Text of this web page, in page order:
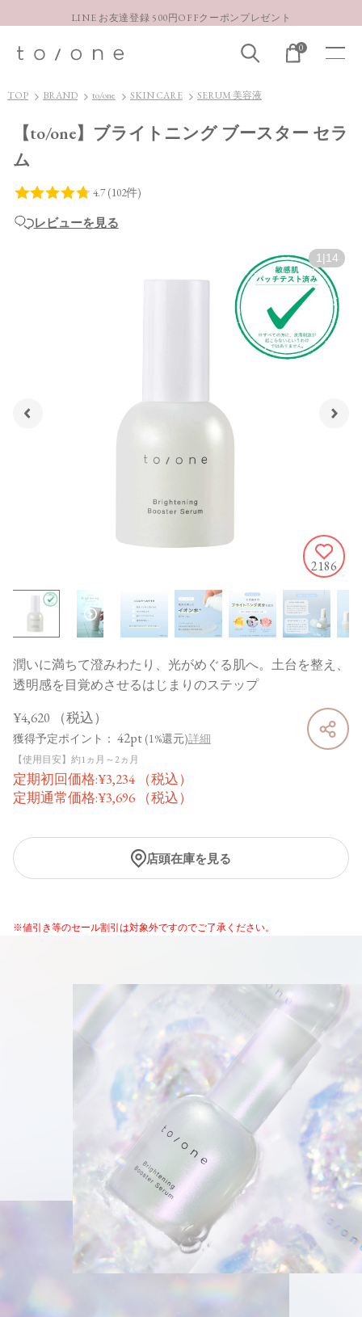
LINE お友達登録 500円OFFクーポンプレゼント
お得な定期購入コースはこちら
LINE お友達登録 500円OFFクーポンプレゼント
0
TOP BRAND to/one SKIN CARE SERUM 美容液
【to/one】ブライトニング ブースター セラ
ム
レビューを見る
1 14
2186
潤いに満ちて澄みわたり、光がめぐる肌へ。土台を整え、
透明感を目覚めさせるはじまりのステップ
¥4,620 （税込）
獲得予定ポイント： 42pt (1%還元)詳細
【使用目安】約1ヵ月～2ヵ月
定期初回価格:¥3,234（税込）
定期通常価格:¥3,696（税込）
店頭在庫を見る
※値引き等のセール割引は対象外ですのでご了承ください。